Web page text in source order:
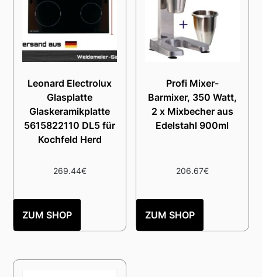
Leonard Electrolux
Glasplatte
Glaskeramikplatte
5615822110 DL5 für
Kochfeld Herd
269.44€
ZUM SHOP
Profi Mixer-
Barmixer, 350 Watt,
2 x Mixbecher aus
Edelstahl 900ml
206.67€
ZUM SHOP